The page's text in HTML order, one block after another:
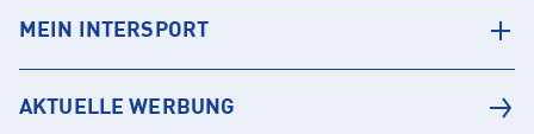
MEIN INTERSPORT
AKTUELLE WERBUNG